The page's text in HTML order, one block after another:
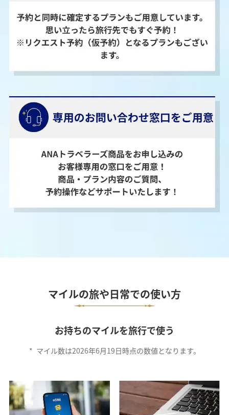
マイルの旅や日常での使い方
お持ちのマイルを旅行で使う
* マイル数は2026年6月19日時点の数値となります。